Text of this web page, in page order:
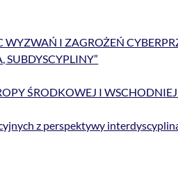
I ZAGROŻEŃ
ŚRODKOWEJ I
z perspektywy